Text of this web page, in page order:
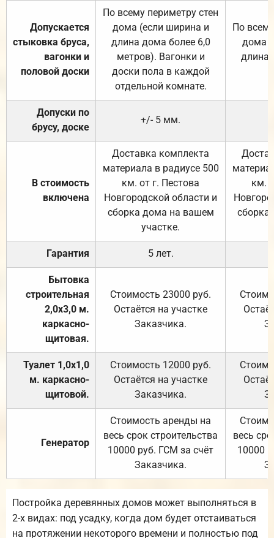
Допускается
стыковка бруса,
вагонки и
половой доски
По всему периметру стен
дома (если ширина и
длина дома более 6,0
метров). Вагонки и
доски пола в каждой
отдельной комнате.
По
дома
длина
Допуски по
брусу, доске
+/- 5 мм.
В стоимость
включена
Доставка комплекта
материала в радиусе 500
км. от г. Пестова
Новгородской области и
сборка дома на вашем
участке.
км.
Гарантия 5 лет.
Бытовка
строительная
2,0х3,0 м.
каркасно-
щитовая.
Стоимость 23000 руб.
Остаётся на участке
Заказчика.
Туалет 1,0х1,0
м. каркасно-
щитовой.
Стоимость 12000 руб.
Остаётся на участке
Заказчика.
Генератор
Стоимость аренды на
весь срок строительства
10000 руб. ГСМ за счёт
Заказчика.
весь
10000
Постройка деревянных домов может выполняться в
2-х видах: под усадку, когда дом будет отстаиваться
на протяжении некоторого времени и полностью под